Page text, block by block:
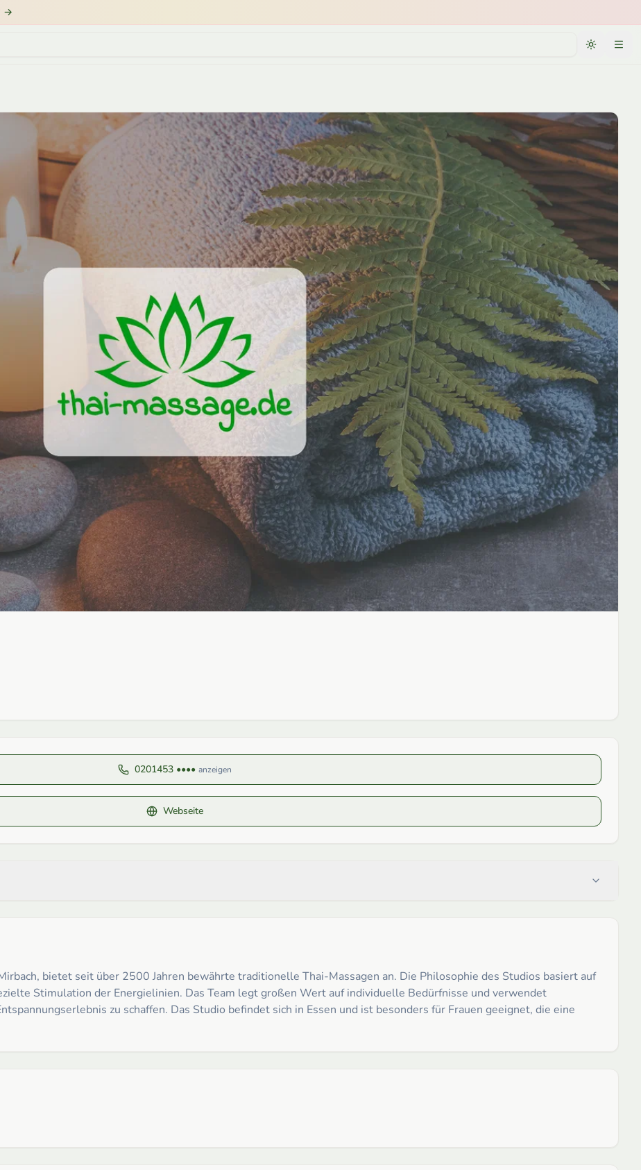
→
0201453 •••• anzeigen
Webseite
bietet seit über 2500 Jahren bewährte traditionelle Thai-Massagen an. Die Philosophie des Studios basiert auf
Stimulation der Energielinien. Das Team legt großen Wert auf individuelle Bedürfnisse und verwendet
zu schaffen. Das Studio befindet sich in Essen und ist besonders für Frauen geeignet, die eine